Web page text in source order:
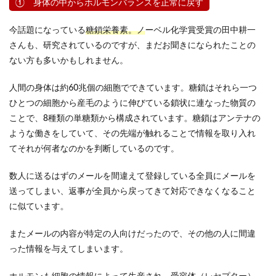
① 身体の中からホルモンバランスを正常に戻す
今話題になっている糖鎖栄養素。ノーベル化学賞受賞の田中耕一
さんも、研究されているのですが、まだお聞きになられたことの
ない方も多いかもしれません。
人間の身体は約60兆個の細胞でできています。糖鎖はそれら一つ
ひとつの細胞から産毛のように伸びている鎖状に連なった物質の
ことで、8種類の単糖類から構成されています。糖鎖はアンテナの
ような働きをしていて、その先端が触れることで情報を取り入れ
てそれが何者なのかを判断しているのです。
数人に送るはずのメールを間違えて登録している全員にメールを
送ってしまい、返事が全員から戻ってきて対応できなくなること
に似ています。
またメールの内容が特定の人向けだったので、その他の人に間違
った情報を与えてしまいます。